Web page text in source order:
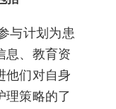
与计划为患
息、教育资
他们对自身
理策略的了